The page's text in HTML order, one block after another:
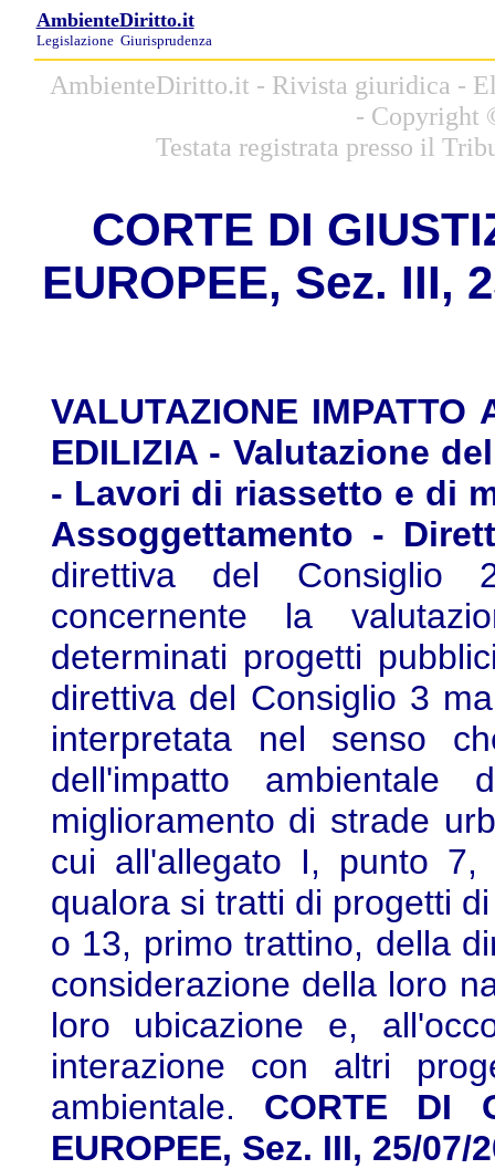
AmbienteDiritto.it
Legislazione Giurisprudenza
AmbienteDiritto.it - Rivista giuridica -
- Copyright
Testata registrata presso il
CORTE DI
EUROPEE, Sez. III,
VALUTAZIONE IMPATTO
EDILIZIA - Valutazione
- Lavori di riassetto e di
Assoggettamento -
direttiva del Consiglio
concernente la
determinati progetti
direttiva del Consiglio 3
interpretata nel senso
dell'impatto
miglioramento di strade
cui all'allegato I, punto
qualora si tratti di progetti
o 13, primo trattino, della
considerazione della loro
loro ubicazione e,
interazione con altri
ambientale. CORTE DI
EUROPEE, Sez. III, 25/07/